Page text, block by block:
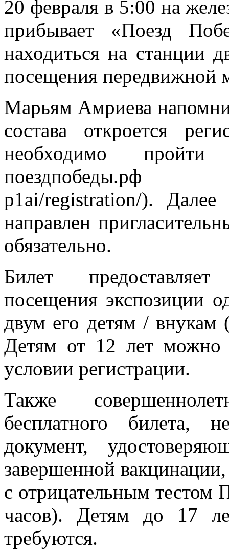
20 февраля в 5:00 на
прибывает «Поезд
находиться на станции
посещения передвижной
Марьям Амриева
состава откроется
необходимо
поездпобеды.рф
p1ai/registration/).
направлен
обязательно.
Билет
посещения экспозиции
двум его детям / внукам
Детям от 12 лет можно
условии регистрации.
Также
бесплатного билета,
документ,
завершенной
с отрицательным тестом
часов). Детям до 17
требуются.